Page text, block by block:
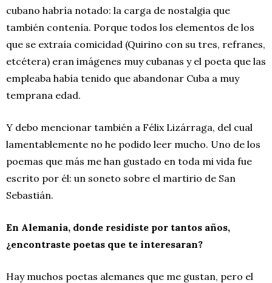
cubano habría notado: la carga de nostalgia que
también contenía. Porque todos los elementos de los
que se extraía comicidad (Quirino con su tres, refranes,
etcétera) eran imágenes muy cubanas y el poeta que las
empleaba había tenido que abandonar Cuba a muy
temprana edad.
Y debo mencionar también a Félix Lizárraga, del cual
lamentablemente no he podido leer mucho. Uno de los
poemas que más me han gustado en toda mi vida fue
escrito por él: un soneto sobre el martirio de San
Sebastián.
En Alemania, donde residiste por tantos años,
¿encontraste poetas que te interesaran?
Hay muchos poetas alemanes que me gustan, pero el